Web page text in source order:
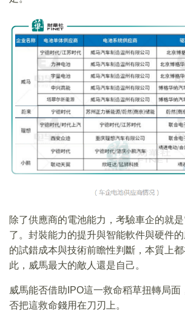
除了供應商的電池能力，考驗車企的就
了。封裝能力的提升與智能軟件與硬件
的試錯成本與技術前瞻性判斷，本質上
此，威馬最大的敵人還是自己。
威馬能否借助IPO這一救命稻草扭轉局面
否把這救命錢用在刀刃上。